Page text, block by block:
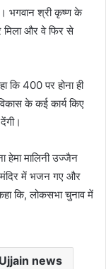
भगवान श्री कृष्ण के
मिला और वे फिर से
कि 400 पर होना ही
के कई कार्य किए
हेमा मालिनी उज्जैन
मंदिर में भजन गए और
कि, लोकसभा चुनाव में
news